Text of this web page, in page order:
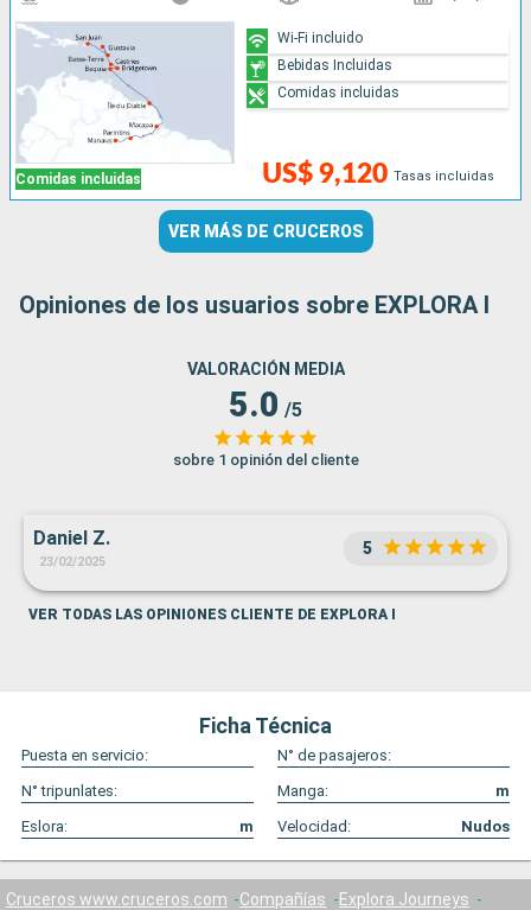
Comidas incluidas US$ 9,120 Tasas incluidas
Wi-Fi incluido
Bebidas Incluidas
Comidas incluidas
VER MÁS DE CRUCEROS
Opiniones de los usuarios sobre EXPLORA I
VALORACIÓN MEDIA
5.0 /5
sobre 1 opinión del cliente
Daniel Z.
23/02/2025
5
VER TODAS LAS OPINIONES CLIENTE DE EXPLORA I
Ficha Técnica
Puesta en servicio:
N° de pasajeros:
N° tripunlates:
Manga:
m
Eslora:
m Velocidad: Nudos
Cruceros www.cruceros.com Compañías
Explora Journeys